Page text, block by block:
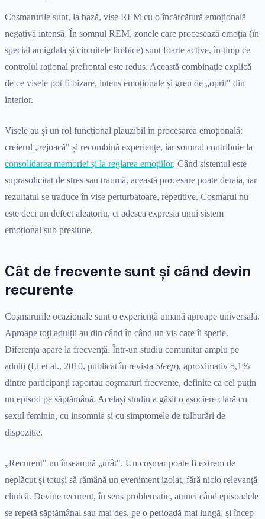
Coșmarurile sunt, la bază, vise REM cu o încărcătură emoțională
negativă intensă. În somnul REM, zonele care procesează emoția (în
special amigdala și circuitele limbice) sunt foarte active, în timp ce
controlul rațional prefrontal este redus. Această combinație explică
de ce visele pot fi bizare, intens emoționale și greu de „oprit" din
interior.
Visele au și un rol funcțional plauzibil în procesarea emoțională:
creierul „rejoacă" și recombină experiențe, iar somnul contribuie la
consolidarea memoriei și la reglarea emoțiilor. Când sistemul este
suprasolicitat de stres sau traumă, această procesare poate deraia, iar
rezultatul se traduce în vise perturbatoare, repetitive. Coșmarul nu
este deci un defect aleatoriu, ci adesea expresia unui sistem
emoțional sub presiune.
Cât de frecvente sunt și când devin
recurente
Coșmarurile ocazionale sunt o experiență umană aproape universală.
Aproape toți adulții au din când în când un vis care îi sperie.
Diferența apare la frecvență. Într-un studiu comunitar amplu pe
adulți (Li et al., 2010, publicat în revista Sleep), aproximativ 5,1%
dintre participanți raportau coșmaruri frecvente, definite ca cel puțin
un episod pe săptămână. Același studiu a găsit o asociere clară cu
sexul feminin, cu insomnia și cu simptomele de tulburări de
dispoziție.
„Recurent" nu înseamnă „urât". Un coșmar poate fi extrem de
neplăcut și totuși să rămână un eveniment izolat, fără nicio relevanță
clinică. Devine recurent, în sens problematic, atunci când episoadele
se repetă săptămânal sau mai des, pe o perioadă mai lungă, și încep